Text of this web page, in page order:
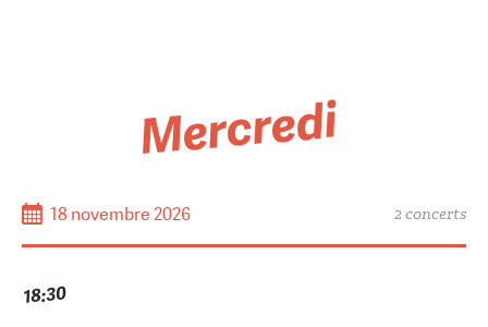
Mercredi
18 novembre 2026 2 concerts
18:30